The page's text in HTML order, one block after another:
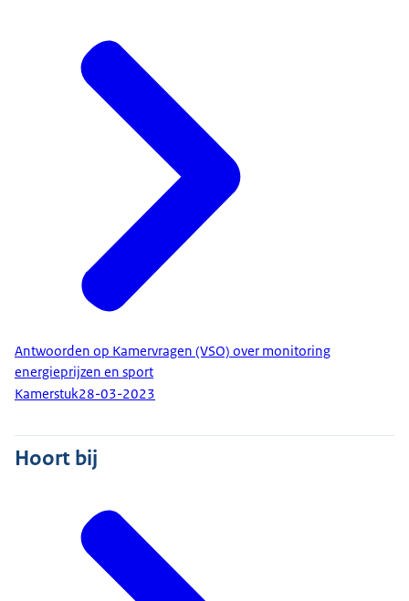
Antwoorden op Kamervragen (VSO) over monitoring
energieprijzen en sport
Kamerstuk28-03-2023
Hoort bij